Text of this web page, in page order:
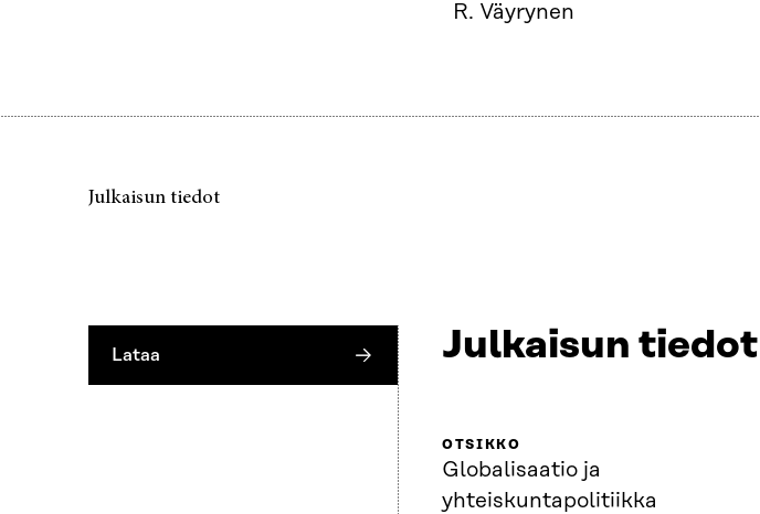
R. Väyrynen
Julkaisun tiedot
Lataa Julkaisun tiedot
OTSIKKO
Globalisaatio ja
yhteiskuntapolitiikka